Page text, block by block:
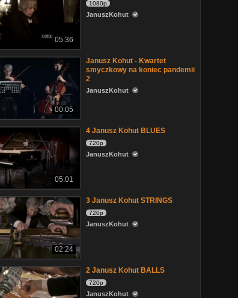
05:36
1080p
JanuszKohut
00:05
Janusz Kohut - Kwartet
smyczkowy na koniec pandemii
2
JanuszKohut
05:01
4 Janusz Kohut BLUES
720p
JanuszKohut
02:24
3 Janusz Kohut STRINGS
720p
JanuszKohut
2 Janusz Kohut BALLS
720p
JanuszKohut